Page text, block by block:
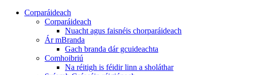
Corparáideach
Corparáideach
Nuacht agus faisnéis chorparáideach
Ár mBranda
Gach branda dár gcuideachta
Comhoibriú
Na réitigh is féidir linn a sholáthar